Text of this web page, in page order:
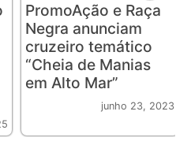
PromoAção e Raça
Negra anunciam
cruzeiro temático
“Cheia de Manias
em Alto Mar”
junho 23, 2023